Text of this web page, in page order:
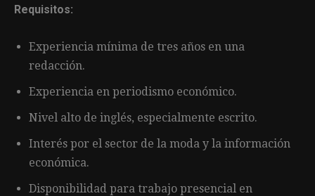
Requisitos:
Experiencia mínima de tres años en una
redacción.
Experiencia en periodismo económico.
Nivel alto de inglés, especialmente escrito.
Interés por el sector de la moda y la información
económica.
Disponibilidad para trabajo presencial en